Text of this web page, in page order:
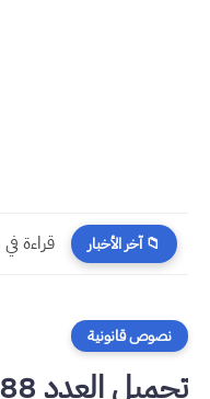
📁 آخر الأخبار
نصوص قانونية